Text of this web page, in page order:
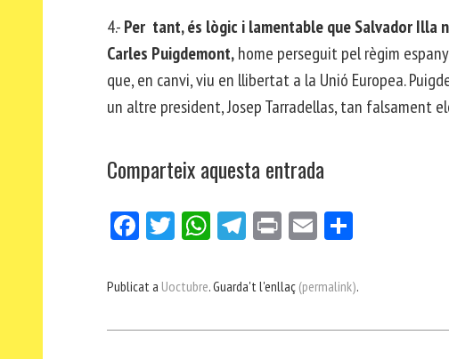
4.-Per tant, és lògic i lamentable que Salvador Illa
Carles Puigdemont,home perseguit pel règim
que, en canvi, viu en llibertat a la Unió Europea.
un altre president, Josep Tarradellas, tan falsament
Comparteix aquesta entrada
Fa
bo
Tw
er
W
ts
p
Te
gr
m
Pri E
ail pa
ei
Publicat a Uoctubre. Guarda't l'enllaç (permalink).